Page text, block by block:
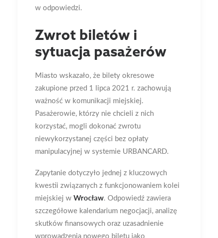
w odpowiedzi.
Zwrot biletów i
sytuacja pasażerów
Miasto wskazało, że bilety okresowe
zakupione przed 1 lipca 2021 r. zachowują
ważność w komunikacji miejskiej.
Pasażerowie, którzy nie chcieli z nich
korzystać, mogli dokonać zwrotu
niewykorzystanej części bez opłaty
manipulacyjnej w systemie URBANCARD.
Zapytanie dotyczyło jednej z kluczowych
kwestii związanych z funkcjonowaniem kolei
miejskiej w Wrocław. Odpowiedź zawiera
szczegółowe kalendarium negocjacji, analizę
skutków finansowych oraz uzasadnienie
wprowadzenia nowego biletu jako